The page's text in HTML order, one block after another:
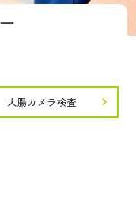
大腸カメラ検査